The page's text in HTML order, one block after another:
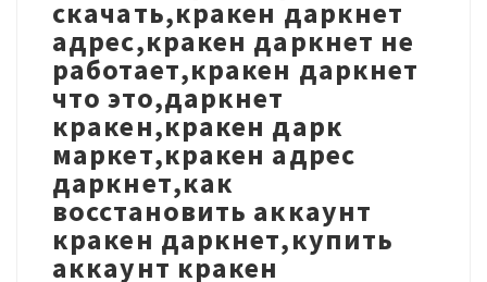
скачать,кракен даркнет
адрес,кракен даркнет не
работает,кракен даркнет
что это,даркнет
кракен,кракен дарк
маркет,кракен адрес
даркнет,как
восстановить аккаунт
кракен даркнет,купить
аккаунт кракен